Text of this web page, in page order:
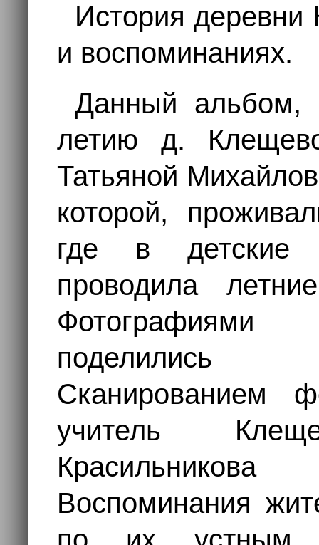
История
и воспоминаниях.
Данный альбом,
летию д.
Татьяной
которой,
где в детские
проводила
поделились
Сканированием
учитель
Красильникова
Воспоминания